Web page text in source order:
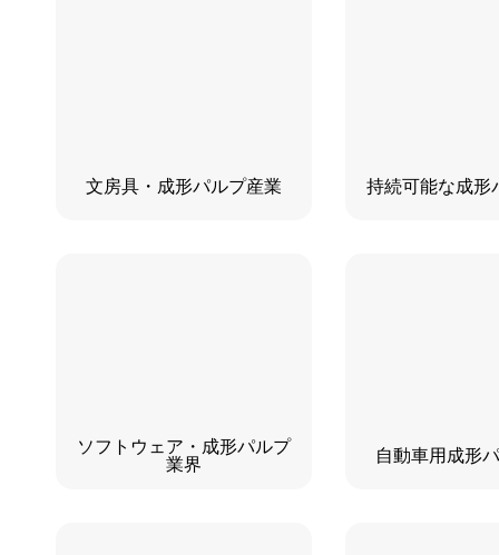
文房具・成形パルプ産業 持続可能な成形
ソフトウェア・成形パルプ
業界
自動車用成形